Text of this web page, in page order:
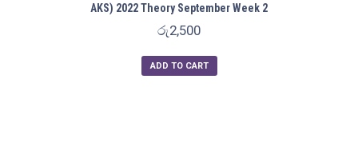
AKS) 2022 Theory September Week 2
රු2,500
ADD TO CART